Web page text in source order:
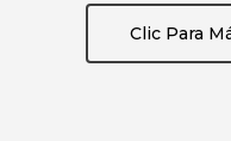
Clic Para